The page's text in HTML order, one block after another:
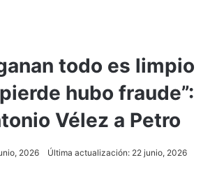
todo es limpio
hubo fraude”:
Vélez a Petro
2026 Última actualización: 22 junio, 2026